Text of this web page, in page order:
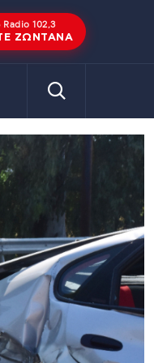
Radio 102,3
ΖΩΝΤΑΝΆ